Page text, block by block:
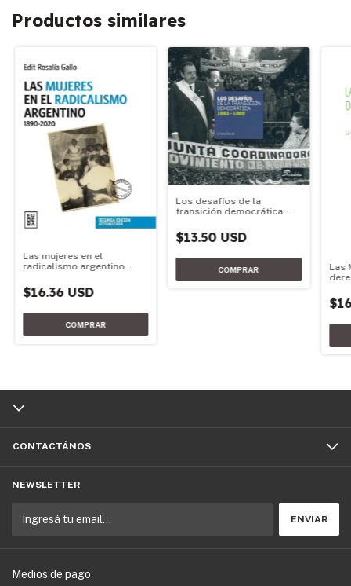
Productos similares
Las mujeres en el
radicalismo argentino
$16.36 USD
Los desafíos de la
transición democrática
$13.50 USD
Las
CONTACTÁNOS
NEWSLETTER
Medios de pago